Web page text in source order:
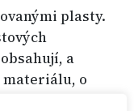
plasty.
a
materiálu, o